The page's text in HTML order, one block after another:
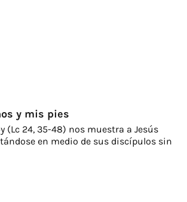
y mis pies
(Lc 24, 35-48) nos muestra a Jesús
en medio de sus discípulos sin